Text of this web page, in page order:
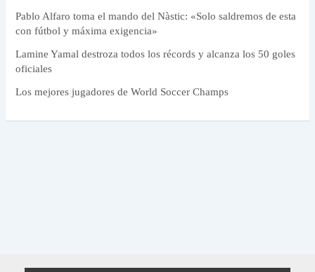
Pablo Alfaro toma el mando del Nàstic: «Solo saldremos de esta
con fútbol y máxima exigencia»
Lamine Yamal destroza todos los récords y alcanza los 50 goles
oficiales
Los mejores jugadores de World Soccer Champs